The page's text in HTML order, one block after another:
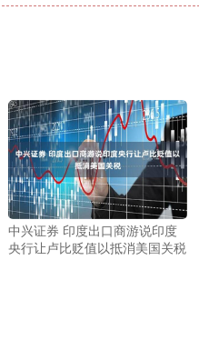
中兴证券 印度出口商游说印度
央行让卢比贬值以抵消美国关税